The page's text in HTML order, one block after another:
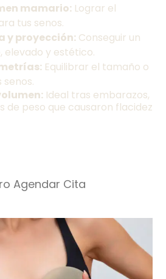
mamario: Lograr el
tus senos.
y proyección: Conseguir un
elevado y estético.
Equilibrar el tamaño o
Ideal tras embarazos,
de peso que causaron flacidez
Agendar Cita